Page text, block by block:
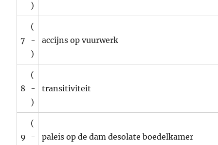
)
7
(
-
)
accijns op vuurwerk
8
(
-
)
transitiviteit
9
(
-
paleis op de dam desolate boedelkamer